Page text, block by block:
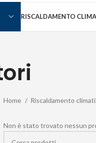
RISCALDAMENTO
Home Riscaldamento
Non è stato trovato nessun